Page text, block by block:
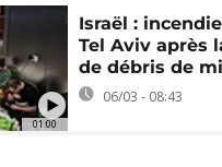
01:00
Israël :
Tel Aviv après
de débris de
06/03 - 08:43